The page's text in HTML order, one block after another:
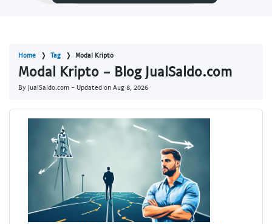
Home Tag Modal Kripto
Modal Kripto - Blog JualSaldo.com
By JualSaldo.com - Updated on Aug 8, 2026